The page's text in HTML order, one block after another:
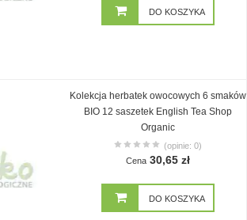
DO KOSZYKA
Kolekcja herbatek owocowych 6 smaków
BIO 12 saszetek English Tea Shop
Organic
(opinie: 0)
Cena 30,65 zł
DO KOSZYKA